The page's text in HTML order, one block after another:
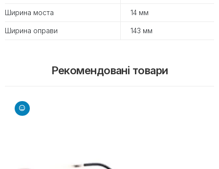
Ширина моста 14 мм
Ширина оправи 143 мм
Рекомендовані товари